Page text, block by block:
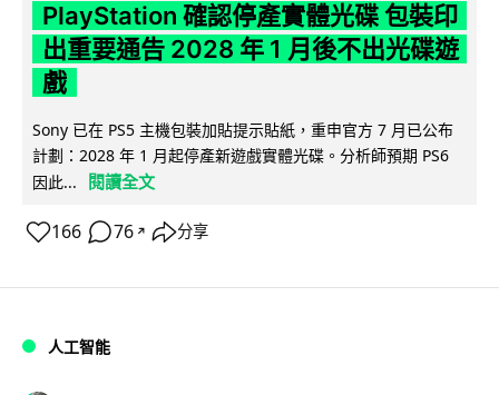
PlayStation 確認停產實體光碟 包裝印
出重要通告 2028 年 1 月後不出光碟遊
戲
Sony 已在 PS5 主機包裝加貼提示貼紙，重申官方 7 月已公布
計劃：2028 年 1 月起停產新遊戲實體光碟。分析師預期 PS6
因此...
閱讀全文
166 76 ↗ 分享
人工智能